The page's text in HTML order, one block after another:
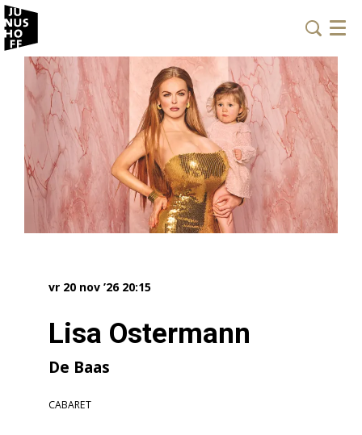
Menu
Lisa Ostermann
De Baas
vr 20 nov ’26 20:15
CABARET